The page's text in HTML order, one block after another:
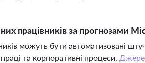
працівників за прогнозами
можуть бути автоматизовані
та корпоративні процеси.